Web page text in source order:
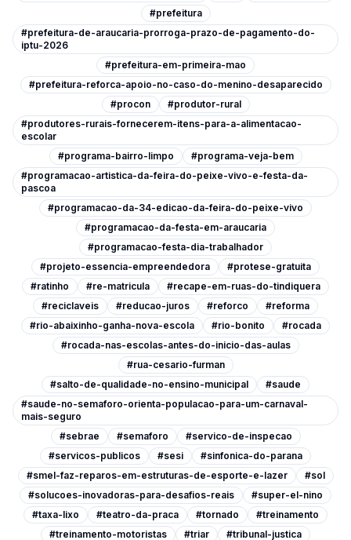
#prefeitura
#prefeitura-de-araucaria-prorroga-prazo-de-pagamento-do-
iptu-2026
#prefeitura-em-primeira-mao
#prefeitura-reforca-apoio-no-caso-do-menino-desaparecido
#procon
#produtor-rural
#produtores-rurais-fornecerem-itens-para-a-alimentacao-
escolar
#programa-bairro-limpo
#programa-veja-bem
#programacao-artistica-da-feira-do-peixe-vivo-e-festa-da-
pascoa
#programacao-da-34-edicao-da-feira-do-peixe-vivo
#programacao-da-festa-em-araucaria
#programacao-festa-dia-trabalhador
#projeto-essencia-empreendedora
#protese-gratuita
#ratinho
#re-matricula
#recape-em-ruas-do-tindiquera
#reciclaveis
#reducao-juros #reforco
#reforma
#rio-abaixinho-ganha-nova-escola
#rio-bonito
#rocada
#rocada-nas-escolas-antes-do-inicio-das-aulas
#rua-cesario-furman
#salto-de-qualidade-no-ensino-municipal
#saude
#saude-no-semaforo-orienta-populacao-para-um-carnaval-
mais-seguro
#sebrae
#semaforo
#servico-de-inspecao
#servicos-publicos
#sesi
#sinfonica-do-parana
#smel-faz-reparos-em-estruturas-de-esporte-e-lazer
#sol
#solucoes-inovadoras-para-desafios-reais
#super-el-nino
#taxa-lixo
#teatro-da-praca #tornado
#treinamento
#treinamento-motoristas
#triar #tribunal-justica